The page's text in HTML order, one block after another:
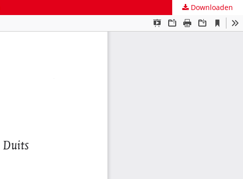
Downloaden